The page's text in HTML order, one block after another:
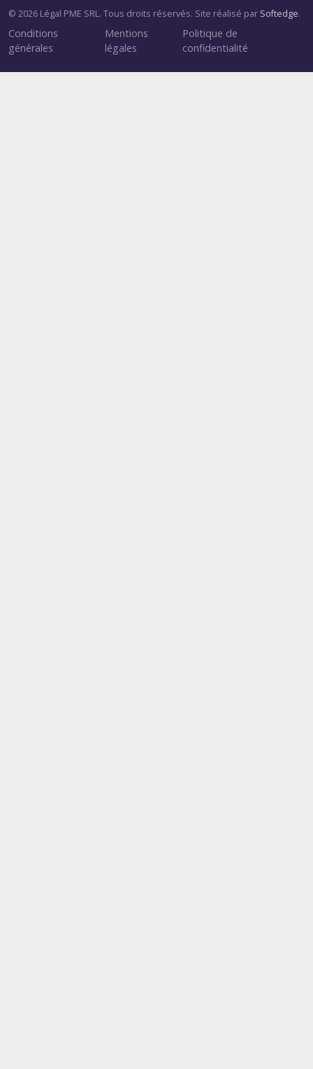
© 2026 Légal PME SRL. Tous droits réservés. Site réalisé par Softedge.
Conditions
générales
Mentions
légales
Politique de
confidentialité